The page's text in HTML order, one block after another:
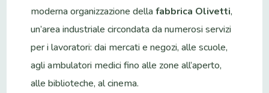
moderna organizzazione dellafabbrica Olivetti,
un’area industriale circondata da numerosi servizi
per i lavoratori: dai mercati e negozi, alle scuole,
agli ambulatori medici fino alle zone all’aperto,
alle biblioteche, al cinema.